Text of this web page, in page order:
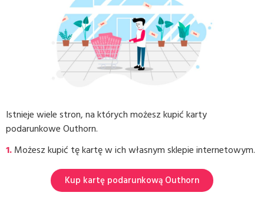
Istnieje wiele stron, na których możesz kupić karty
podarunkowe Outhorn.
1.Możesz kupić tę kartę w ich własnym sklepie internetowym.
Kup kartę podarunkową Outhorn